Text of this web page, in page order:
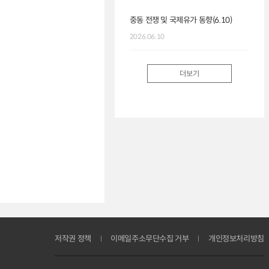
중동 전쟁 및 국제유가 동향(6.10)
2026.06.10
더보기
저작권 정책 이메일주소무단수집 거부 개인정보처리방침